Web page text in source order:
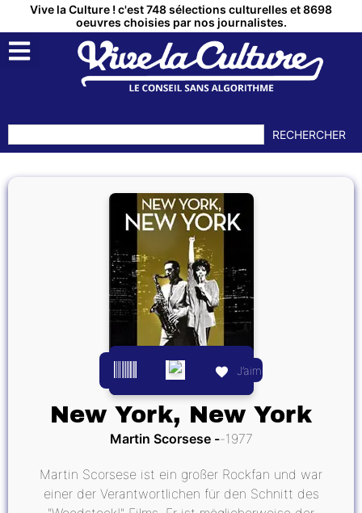
Vive la Culture ! c'est 748 sélections culturelles et 8698
oeuvres choisies par nos journalistes.
RECHERCHER
J’aime
New York, New York
Martin Scorsese 1977
Martin Scorsese ist ein großer Rockfan und war
einer der Verantwortlichen für den Schnitt des